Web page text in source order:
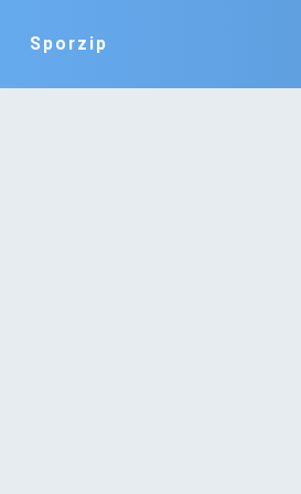
Sporzip